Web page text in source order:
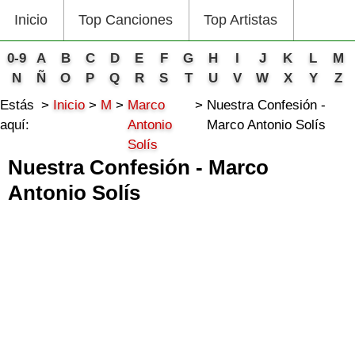
Inicio Top Canciones Top Artistas
0-9 A B C D E F G H I J K L
M
N
Ñ O P Q R S T U V W X Y
Z
Estás
aquí:
Inicio M
Marco
Antonio
Solís
Nuestra Confesión -
Marco Antonio Solís
Nuestra Confesión - Marco
Antonio Solís